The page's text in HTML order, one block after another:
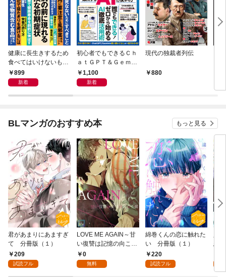
健康に長生きするため
食べてはいけないもの
やってはいけないこと
899
新着
初心者でもできるＣｈ
ａｔＧＰＴ＆Ｇｅｍｉ
ｎｉ 仕事を楽にするＡ
Ｉの使い方
1,100
新着
現代の独裁者列伝
880
BLマンガのおすすめ本 もっと見る
君があまりにあますぎ
て 分冊版（１）
209
試読フル
LOVE ME AGAIN～甘
い復讐は記憶の向こう
側～【全年齢版】(1)
0
無料
綿巻くんの恋に触れた
い 分冊版（１）
220
試読フル
悪